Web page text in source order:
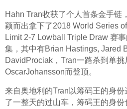
Hahn Tran收获了个人首条金手链
颖而出拿下了2018 World Series
Limit 2-7 Lowball Triple Draw 赛
集，其中有Brian Hastings, Jared
DavidProciak，Tran一路杀到单挑
OscarJohansson而登顶。
来自奥地利的Tran以筹码王的身
了一整天的过山车，筹码王的身